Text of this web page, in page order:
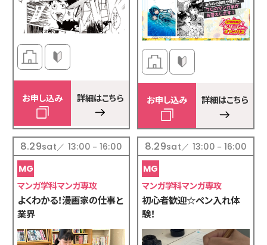
お申し込み 詳細はこちら お申し込み 詳細はこちら
8.29sat／ 13:00－16:00
マンガ学科マンガ専攻
よくわかる！漫画家の仕事と
業界
8.29sat／ 13:00－16:00
マンガ学科マンガ専攻
初心者歓迎☆ペン入れ体
験！